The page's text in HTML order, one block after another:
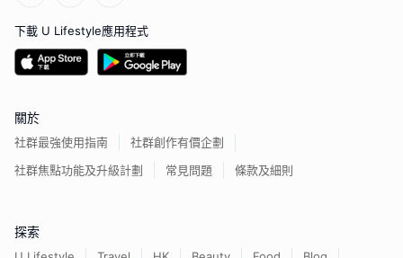
下載 U Lifestyle應用程式
關於
社群最強使用指南
社群創作有價企劃
社群焦點功能及升級計劃
常見問題 條款及細則
探索